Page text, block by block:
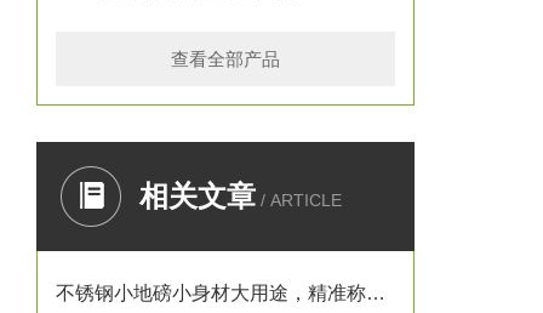
查看全部产品
相关文章 / ARTICLE
不锈钢小地磅小身材大用途，精准称重的“全能选手”